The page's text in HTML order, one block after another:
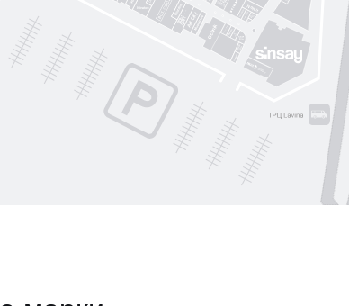
Art City
Nolvit
Moroon
Trend collection
Ochnik